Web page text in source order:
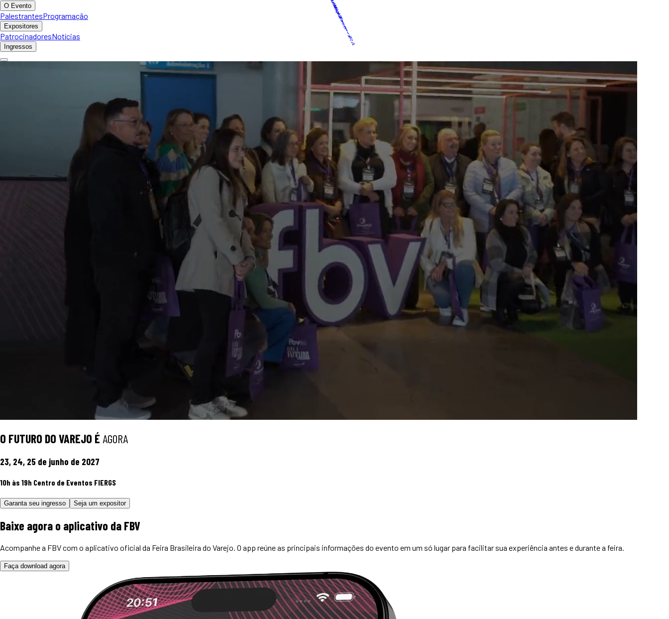
O Evento
PalestrantesProgramação
Expositores
PatrocinadoresNotícias
Ingressos
O FUTURO DO VAREJO É AGORA
23, 24, 25 de junho de 2027
10h às 19h Centro de Eventos FIERGS
Garanta seu ingresso Seja um expositor
Baixe agora o aplicativo da FBV
Acompanhe a FBV com o aplicativo oficial da Feira Brasileira do Varejo. O app reúne as principais informações do evento em um só lugar para facilitar sua experiência antes e durante a feira.
Faça download agora